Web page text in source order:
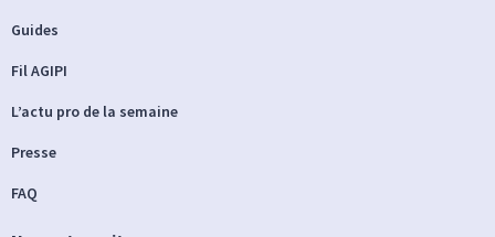
Guides
Fil AGIPI
L’actu pro de la semaine
Presse
FAQ